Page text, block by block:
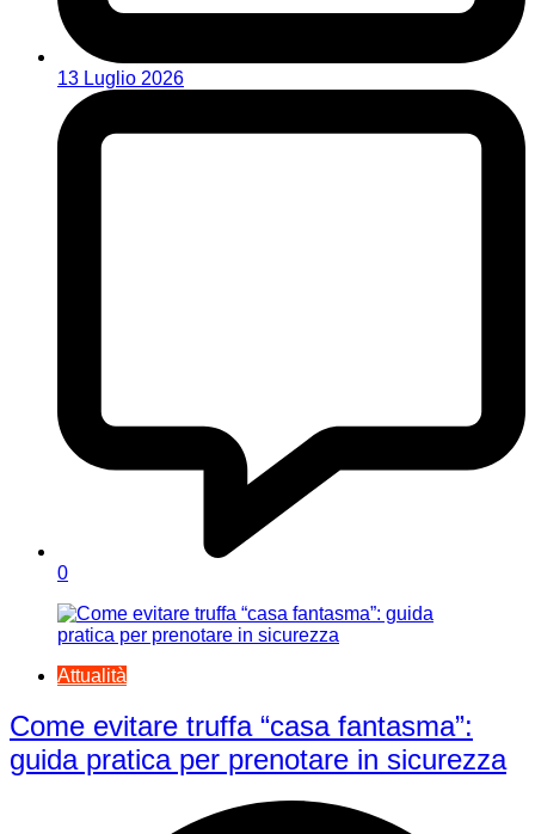
13 Luglio 2026
0
Attualità
Come evitare truffa “casa fantasma”:
guida pratica per prenotare in sicurezza